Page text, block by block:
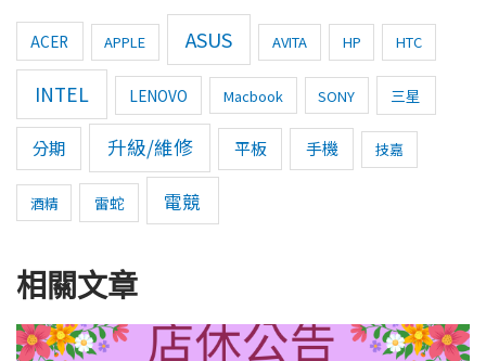
ACER APPLE ASUS AVITA HP HTC
INTEL LENOVO Macbook SONY 三星
分期 升級/維修 平板 手機 技嘉
酒精 雷蛇 電競
相關文章